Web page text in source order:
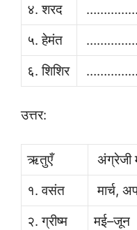
४. शरद
५. हेमंत
६. शिशिर
उत्तर:
ऋतुएँ अंग्रेजी
१. वसंत
मार्च,
२. ग्रीष्म
मई–जून